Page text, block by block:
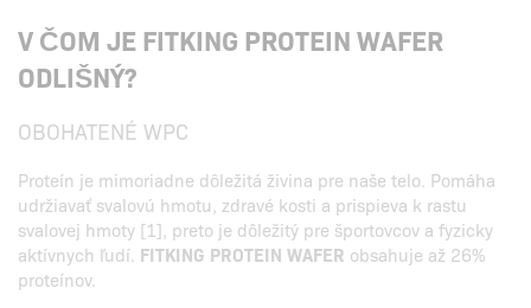
V ČOM JE FITKING PROTEIN WAFER
ODLIŠNÝ?
OBOHATENÉ WPC
Proteín je mimoriadne dôležitá živina pre naše telo. Pomáha
udržiavať svalovú hmotu, zdravé kosti a prispieva k rastu
svalovej hmoty [1], preto je dôležitý pre športovcov a fyzicky
aktívnych ľudí. FITKING PROTEIN WAFER obsahuje až 26%
proteínov.